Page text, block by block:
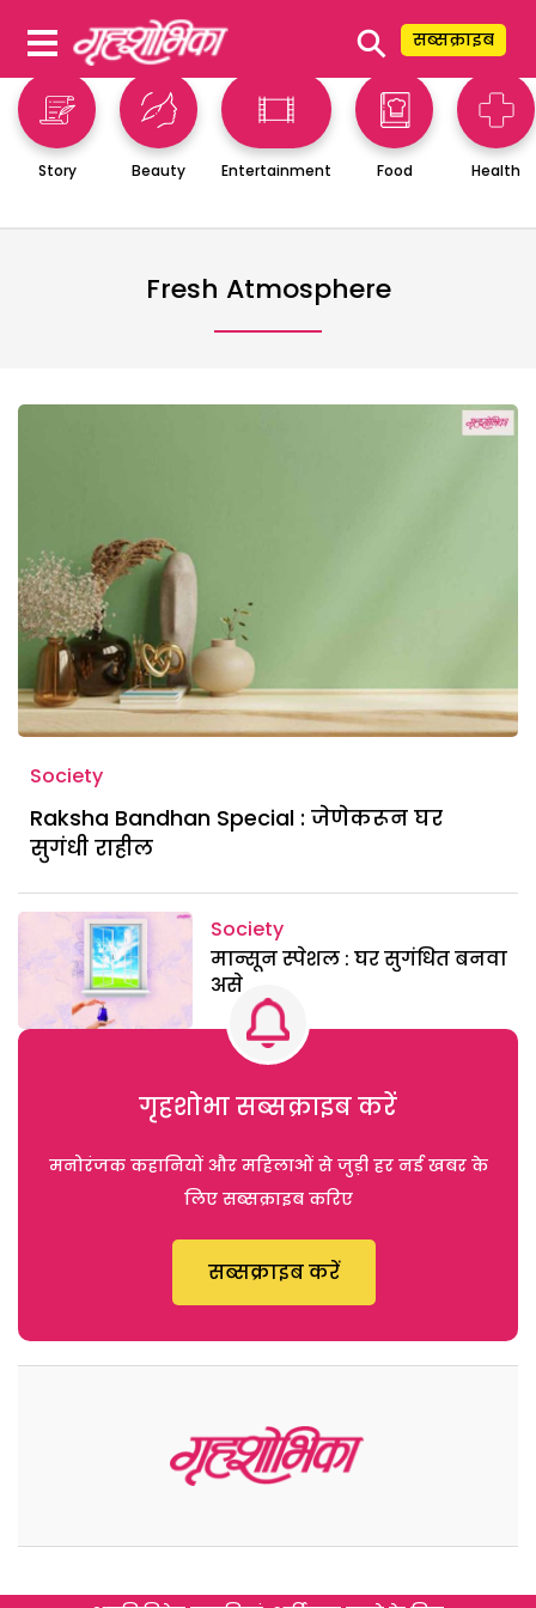
⚲ सब्सक्राइब
Story Beauty Entertainment Food Health
Fresh Atmosphere
Society
Raksha Bandhan Special : जेणेकरून घर
सुगंधी राहील
Society
मान्सून स्पेशल : घर सुगंधित बनवा
असे
गृहशोभा सब्सक्राइब करें
मनोरंजक कहानियों और महिलाओं से जुड़ी हर नई खबर के
लिए सब्सक्राइब करिए
सब्सक्राइब करें